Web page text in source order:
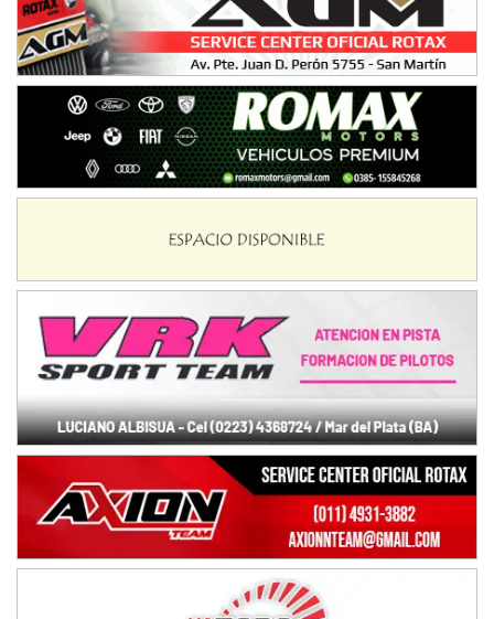
NORESTE SANTAFESINO - F6
Ciudad de Avellaneda (Asfalto)
Avellaneda (Santa Fe)
SUR SANTAFESINO - F4
José Samuel Sánchez (Tierra)
Rufino (Santa Fe)